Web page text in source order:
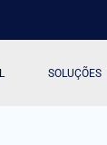
SOLUÇÕES